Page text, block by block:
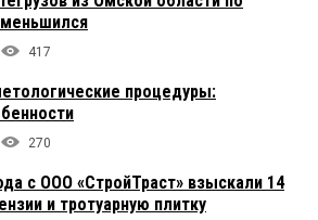
417
процедуры:
270
с ООО «СтройТраст» взыскали 14
и тротуарную плитку